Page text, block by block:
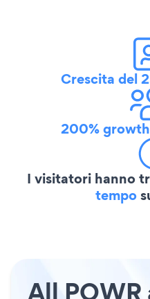
Crescita del
200% growth
I visitatori hanno
tempo
All POWR